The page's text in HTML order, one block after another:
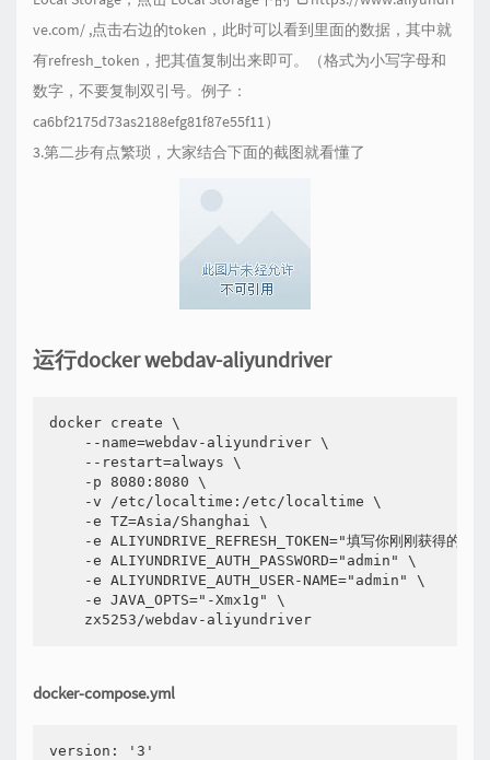
ve.com/ ,点击右边的token，此时可以看到里面的数据，其中就
有refresh_token，把其值复制出来即可。（格式为小写字母和
数字，不要复制双引号。例子：
ca6bf2175d73as2188efg81f87e55f11）
3.第二步有点繁琐，大家结合下面的截图就看懂了
运行docker webdav-aliyundriver
docker create \
    --name=webdav-aliyundriver \
    --restart=always \
    -p 8080:8080 \
    -v /etc/localtime:/etc/localtime \
    -e TZ=Asia/Shanghai \
-e ALIYUNDRIVE_REFRESH_TOKEN="填写你刚刚获得的
    -e ALIYUNDRIVE_AUTH_PASSWORD="admin" \
    -e ALIYUNDRIVE_AUTH_USER-NAME="admin" \
    -e JAVA_OPTS="-Xmx1g" \
docker-compose.yml
version: '3'